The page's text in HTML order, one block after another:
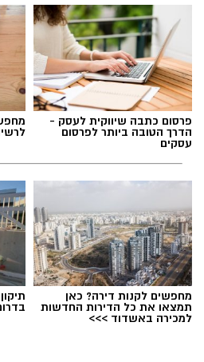
תגים: מועצה מקומית גדרה,
בגדרה
פרסום כתבה שיווקית לעסק -
הדרך הטובה ביותר לפרסום
עסקים
מחפשים לקנות דירה? כאן
תמצאו את כל הדירות החדשות
למכירה באשדוד >>>